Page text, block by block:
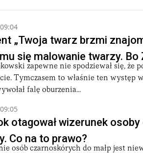
„Twoja twarz brzmi
się malowanie twarzy. Bo
zapewne nie spodziewał się,
Tymczasem to właśnie ten występ
falę oburzenia...
otagował wizerunek
Co na to prawo?
osób czarnoskórych do małp jest